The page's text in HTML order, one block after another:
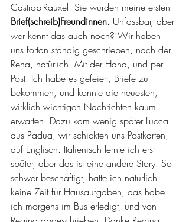
Castrop-Rauxel. Sie wurden meine ersten
Brief(schreib)Freundinnen. Unfassbar, aber
wer kennt das auch noch? Wir haben
uns fortan ständig geschrieben, nach der
Reha, natürlich. Mit der Hand, und per
Post. Ich habe es gefeiert, Briefe zu
bekommen, und konnte die neuesten,
wirklich wichtigen Nachrichten kaum
erwarten. Dazu kam wenig später Lucca
aus Padua, wir schickten uns Postkarten,
auf Englisch. Italienisch lernte ich erst
später, aber das ist eine andere Story. So
schwer beschäftigt, hatte ich natürlich
keine Zeit für Hausaufgaben, das habe
ich morgens im Bus erledigt, und von